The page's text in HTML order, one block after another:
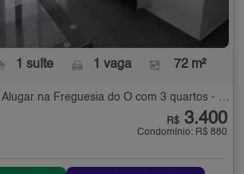
1 suíte 1 vaga 72 m²
Apartamento para Alugar na Freguesia do Ó com 3 quartos - 72 m²
R$ 3.400
Condomínio: R$ 880